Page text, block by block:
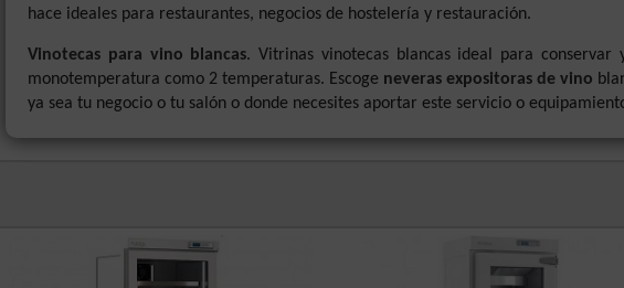
hace ideales para restaurantes, negocios de hostelería y restauración.
Vinotecas para vino blancas. Vitrinas vinotecas blancas ideal para
monotemperatura como 2 temperaturas. Escoge neveras expositoras de vino
ya sea tu negocio o tu salón o donde necesites aportar este servicio o